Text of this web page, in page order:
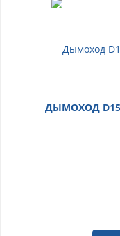
ДЫМОХОД